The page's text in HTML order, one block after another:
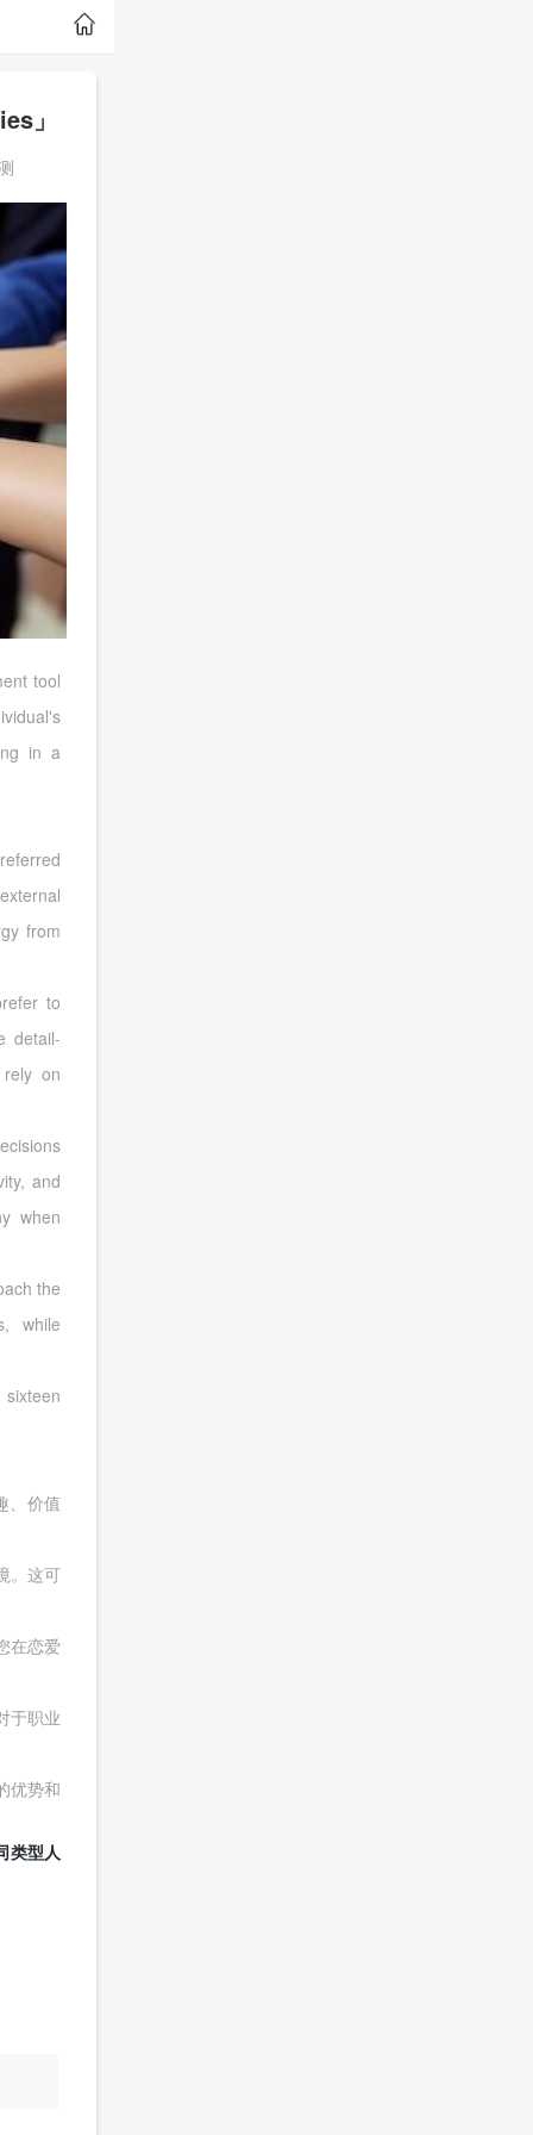
」
tool
in a
from
to
detail-
on
and
when
the
while
、价值
。这可
在恋爱
于职业
优势和
类型人